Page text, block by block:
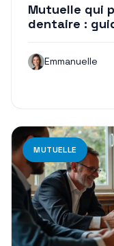
Mutuelle qui
dentaire :
Emmanuelle
MUTUELLE